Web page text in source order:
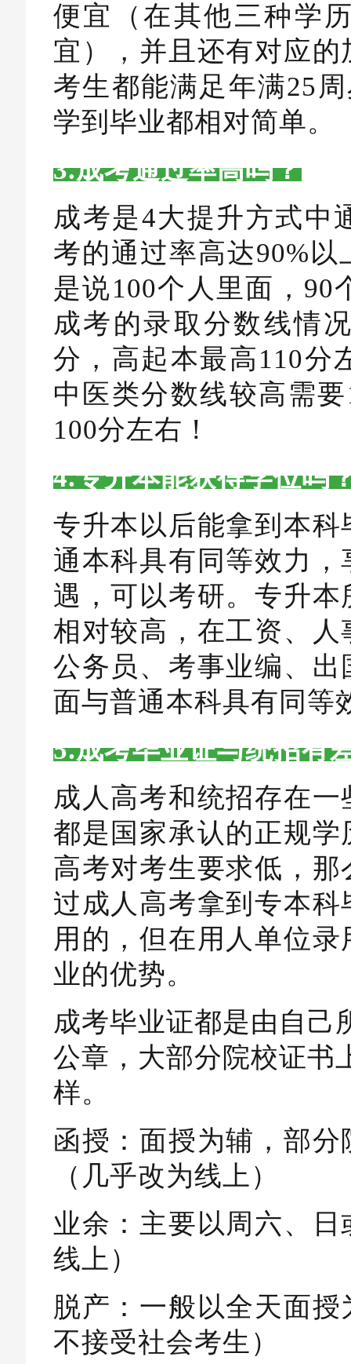
便宜（在其他三种学
宜），并且还有对应
考生都能满足年满25
学到毕业都相对简单。
3.成考通过率高吗？
成考是4大提升方式中
考的通过率高达90%
是说100个人里面，90
成考的录取分数线情
分，高起本最高110分
中医类分数线较高需
100分左右！
4.专升本能获得学位吗
专升本以后能拿到本
通本科具有同等效力
遇，可以考研。专升
相对较高，在工资、
公务员、考事业编、
面与普通本科具有同等
5.成考毕业证与统招有
成人高考和统招存在
都是国家承认的正规
高考对考生要求低，
过成人高考拿到专本
用的，但在用人单位
业的优势。
成考毕业证都是由自己
公章，大部分院校证书
样。
函授：面授为辅，部
（几乎改为线上）
业余：主要以周六、
线上）
脱产：一般以全天面
不接受社会考生）